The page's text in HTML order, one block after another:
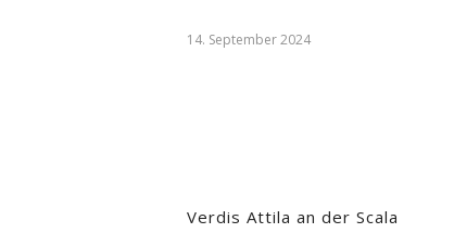
14. September 2024
Verdis Attila an der Scala